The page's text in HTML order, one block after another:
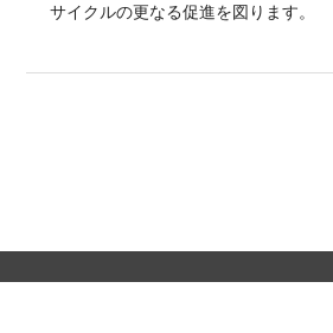
サイクルの更なる促進を図ります。